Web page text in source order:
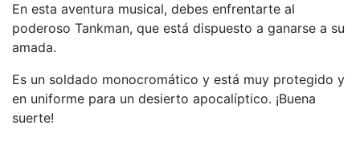
En esta aventura musical, debes enfrentarte al
poderoso Tankman, que está dispuesto a ganarse a su
amada.
Es un soldado monocromático y está muy protegido y
en uniforme para un desierto apocalíptico. ¡Buena
suerte!